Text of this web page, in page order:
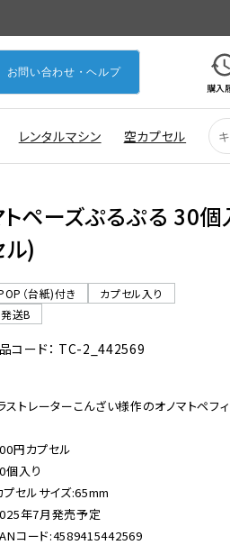
お問い合わせ・ヘルプ
購入
レンタルマシン 空カプセル
トペーズぷるぷる 30
ル)
（台紙)付き
カプセル入り
発送B
コード： TC-2_442569
ストレーターこんざい様作のオノマトペフ
円カプセル
個入り
プセルサイズ:65mm
年7月発売予定
コード:4589415442569